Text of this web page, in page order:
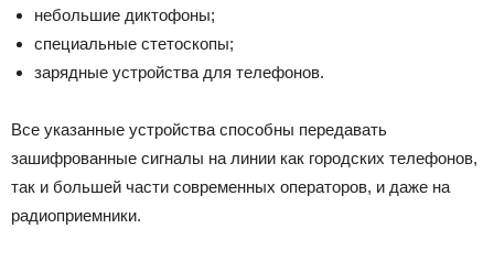
небольшие диктофоны;
специальные стетоскопы;
зарядные устройства для телефонов.
Все указанные устройства способны передавать
зашифрованные сигналы на линии как городских телефонов,
так и большей части современных операторов, и даже на
радиоприемники.